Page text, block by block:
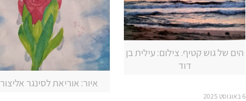
הים של גוש קטיף. צילום: עילית בן
דוד
6 באוגוסט 2025
איור: אוריאת לסינגר אליצור